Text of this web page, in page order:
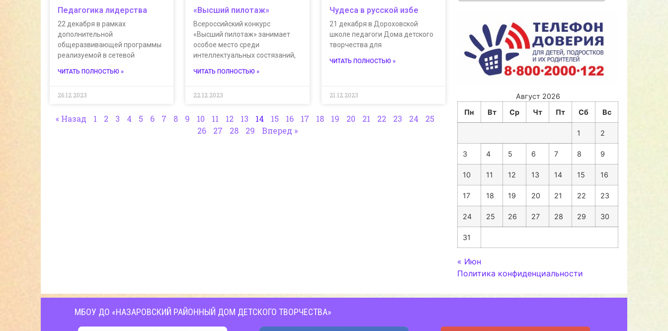
Педагогика лидерства
22 декабря в рамках
дополнительной
общеразвивающей программы
реализуемой в сетевой
ЧИТАТЬ ПОЛНОСТЬЮ »
26.12.2023
«Высший пилотаж»
Всероссийский конкурс
«Высший пилотаж» занимает
особое место среди
интеллектуальных состязаний,
ЧИТАТЬ ПОЛНОСТЬЮ »
22.12.2023
Чудеса в русской избе
21 декабря в Дороховской
школе педагоги Дома детского
творчества для
ЧИТАТЬ ПОЛНОСТЬЮ »
21.12.2023
« Назад 1 2 3 4 5 6 7 8 9 10 11 12 13 14 15 16 17 18 19 20 21 22 23 24
25
26
27 28 29 Вперед »
Август 2026
Пн
Вт Ср Чт Пт Сб Вс
1 2
3 4 5 6 7 8 9
10 11 12 13 14 15 16
17 18 19 20 21 22 23
24 25 26 27 28 29 30
31
« Июн
Политика конфиденциальности
МБОУ ДО «НАЗАРОВСКИЙ РАЙОННЫЙ ДОМ ДЕТСКОГО ТВОРЧЕСТВА»